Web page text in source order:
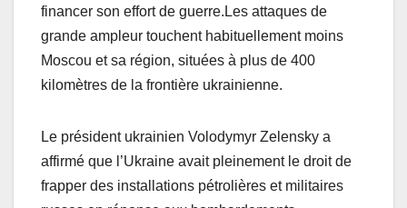
financer son effort de guerre.Les attaques de
grande ampleur touchent habituellement moins
Moscou et sa région, situées à plus de 400
kilomètres de la frontière ukrainienne.
Le président ukrainien Volodymyr Zelensky a
affirmé que l’Ukraine avait pleinement le droit de
frapper des installations pétrolières et militaires